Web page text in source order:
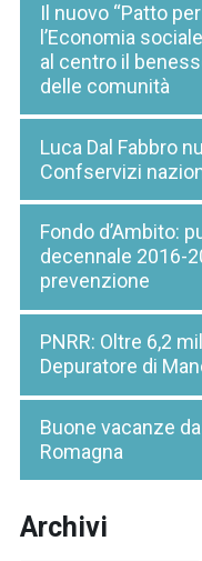
Il nuovo “Patto
l’Economia
al centro il
delle comunità
Luca Dal Fabbro
Confservizi
Fondo d’Ambito:
decennale 2016-
prevenzione
PNRR: Oltre 6,2
Depuratore di
Buone vacanze
Romagna
Archivi